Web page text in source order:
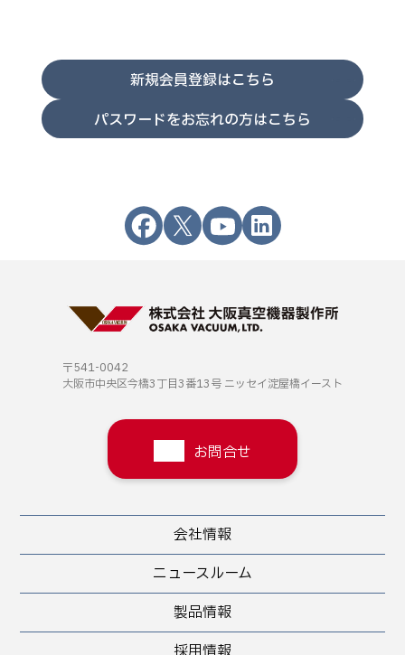
新規会員登録はこちら
パスワードをお忘れの方はこちら
〒541-0042
大阪市中央区今橋3丁目3番13号 ニッセイ淀屋橋イースト
お問合せ
会社情報
ニュースルーム
製品情報